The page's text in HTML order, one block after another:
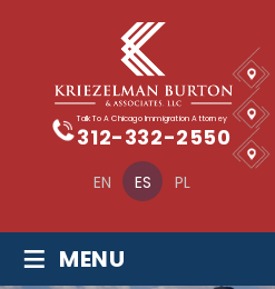
EN ES PL
Talk To A Chicago Immigration Attorney
312-332-2550
≡ MENU